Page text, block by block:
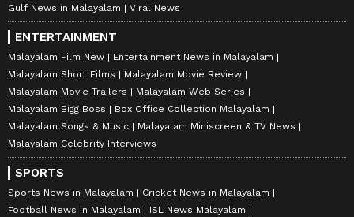
Gulf News in Malayalam
Viral News
ENTERTAINMENT
Malayalam Film New
Entertainment News in Malayalam
Malayalam Short Films
Malayalam Movie Review
Malayalam Movie Trailers
Malayalam Web Series
Malayalam Bigg Boss
Box Office Collection Malayalam
Malayalam Songs & Music
Malayalam Miniscreen & TV News
Malayalam Celebrity Interviews
SPORTS
Sports News in Malayalam
Cricket News in Malayalam
Football News in Malayalam
ISL News Malayalam